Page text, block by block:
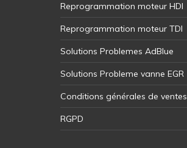
Reprogrammation moteur HDI
Reprogrammation moteur TDI
Solutions Problemes AdBlue
Solutions Probleme vanne EGR
Conditions générales de ventes
RGPD